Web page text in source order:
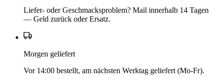
Liefer- oder Geschmacksproblem? Mail innerhalb 14 Tagen
— Geld zurück oder Ersatz.
Morgen geliefert
Vor 14:00 bestellt, am nächsten Werktag geliefert (Mo-Fr).